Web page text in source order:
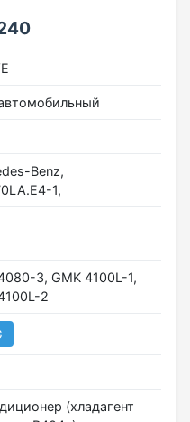
Benz,
1,
3, GMK 4100L-1,
2
(хладагент